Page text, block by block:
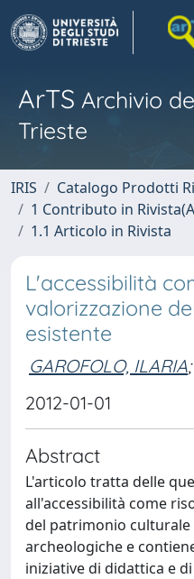
ArTS Archivio
Trieste
IRIS
Catalogo Prodotti
1 Contributo in
1.1 Articolo in Rivista
L'accessibilità
valorizzazione
esistente
GAROFOLO, ILARIA;
2012-01-01
Abstract
L'articolo tratta delle
all'accessibilità come
del patrimonio
archeologiche e
iniziative di didattica e